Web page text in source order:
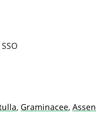
, Graminacee,